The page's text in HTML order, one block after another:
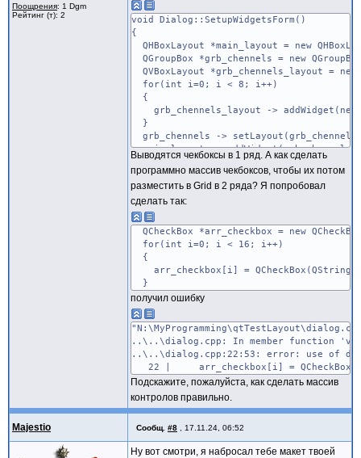
Поощрения: 1 Dgm
Рейтинг (т): 2
void Dialog::SetupWidgetsForm()
{
QHBoxLayout *main_layout = new
QGroupBox *grb_chennels = new
QVBoxLayout *grb_chennels_layout = new
for(int i=0; i < 8; i++)
{
grb_chennels_layout -> addWidget(new
}
grb_chennels ->
main_layout ->
setLayout(main_layout);
setMinimumSize(480,0);
}
Выводятся чекбоксы в 1 ряд. А как сделать
программно массив чекбоксов, чтобы их потом
разместить в Grid в 2 ряда? Я попробовал
сделать так:
QCheckBox *arr_checkbox = new
for(int i=0; i < 16; i++)
{
arr_checkbox[i] =
}
получил ошибку
..\..\dialog.cpp: In member function
..\..\dialog.cpp:22:53: error: use of
22 | arr_checkbox[i] =
Подскажите, пожалуйста, как сделать массив
контролов правильно.
Majestio Сообщ. #8 17.11.24, 06:52
Ну вот смотри, я набросал тебе макет твоей